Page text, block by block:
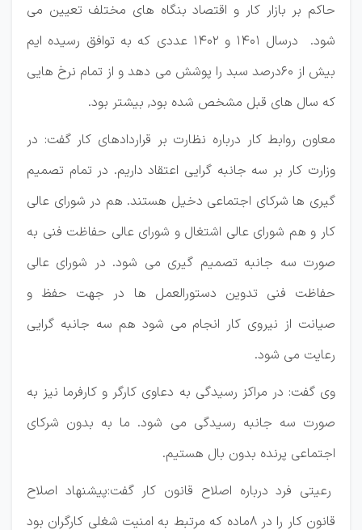
حاکم بر بازار کار و اقتصاد بنگاه های مختلف تعیین می
شود. درسال 1401 و 1402 عددی که به توافق رسیده ایم
بیش از 60درصد سبد را پوشش می دهد و از تمام نرخ هایی
که سال های قبل مشخص شده بود, بیشتر بود.
معاون روابط کار درباره نظارت بر قراردادهای کار گفت: در
وزارت کار بر سه جانبه گرایی اعتقاد داریم. در تمام تصمیم
گیری ها شرکای اجتماعی دخیل هستند. هم در شورای عالی
کار و هم شورای عالی اشتغال و شورای عالی حفاظت فنی به
صورت سه جانبه تصمیم گیری می شود. در شورای عالی
حفاظت فنی تدوین دستورالعمل ها در جهت حفظ و
صیانت از نیروی کار انجام می شود هم سه جانبه گرایی
رعایت می شود.
وی گفت: در مراکز رسیدگی به دعاوی کارگر و کارفرما نیز به
صورت سه جانبه رسیدگی می شود. ما به بدون شرکای
اجتماعی پرنده بدون بال هستیم.
رعیتی فرد درباره اصلاح قانون کار گفت:پیشنهاد اصلاح
قانون کار را در 8ماده که مرتبط به امنیت شغلی کارگران بود